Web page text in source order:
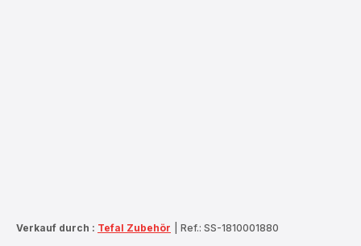
Verkauf durch : Tefal Zubehör Ref.: SS-1810001880